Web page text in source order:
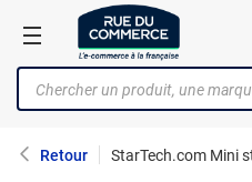
Retour